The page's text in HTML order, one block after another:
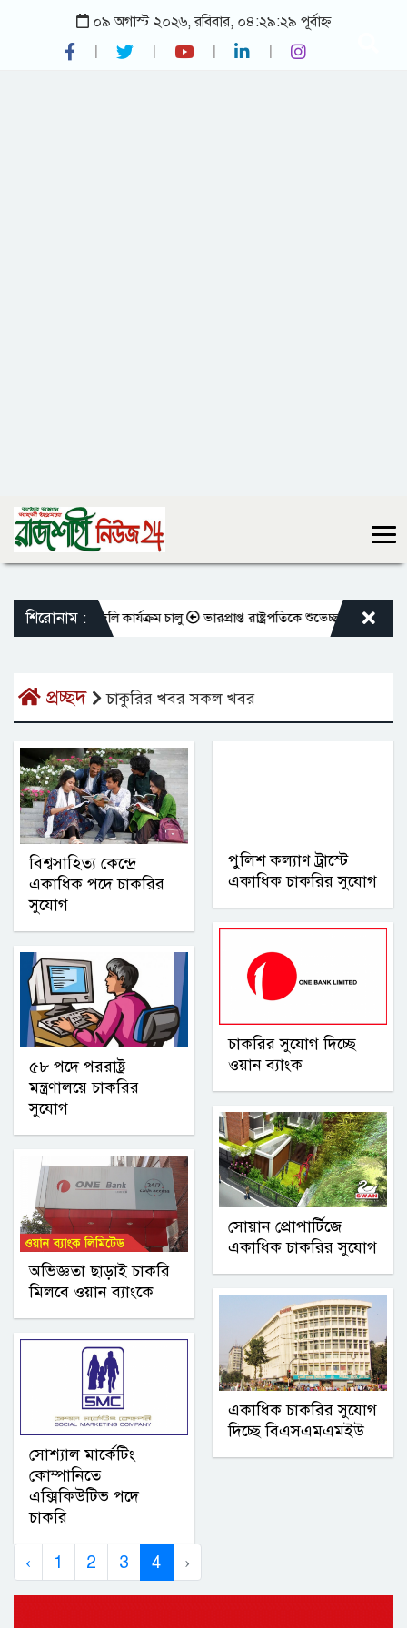
০৯ অগাস্ট ২০২৬, রবিবার, ০৪:২৯:২৯ পূর্বাহ্ন
শিরোনাম :বদলি কার্যক্রম চালু ভারপ্রাপ্ত রাষ্ট্রপতিকে শুভেচ্ছা জানালেন
প্রচ্ছদ চাকুরির খবর সকল খবর
বিশ্বসাহিত্য কেন্দ্রে
একাধিক পদে চাকরির
সুযোগ
৫৮ পদে পররাষ্ট্র
মন্ত্রণালয়ে চাকরির
সুযোগ
অভিজ্ঞতা ছাড়াই চাকরি
মিলবে ওয়ান ব্যাংকে
সোশ্যাল মার্কেটিং
কোম্পানিতে
এক্সিকিউটিভ পদে
চাকরি
পুলিশ কল্যাণ ট্রাস্টে
একাধিক চাকরির সুযোগ
চাকরির সুযোগ দিচ্ছে
ওয়ান ব্যাংক
সোয়ান প্রোপার্টিজে
একাধিক চাকরির সুযোগ
একাধিক চাকরির সুযোগ
দিচ্ছে বিএসএমএমইউ
‹ 1 2 3 4 ›